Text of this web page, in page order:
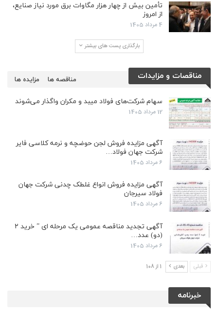
تأمین بیش از چهار هزار مگاوات برق مورد نیاز صنایع،
از امروز
4 مرداد 1405
بارگذاری پست های بیشتر
مناقصات و مزایدات مزایده ها مناقصه ها
سهام شرکت‌های فولاد میبد و مکران واگذار می‌شوند
12 مرداد 1405
آگهی مزایده فروش لجن حوضچه و نرمه کلاسی فایر
شرکت جهان فولاد…
6 مرداد 1405
آگهی مزایده فروش انواع غلطک چدنی شرکت جهان
فولاد سیرجان
6 مرداد 1405
آگهی تجدید مناقصه عمومی یک مرحله ای ” خرید ۲
(دو) عدد…
6 مرداد 1405
قبلی بعدی 1 از 108
خبرنامه